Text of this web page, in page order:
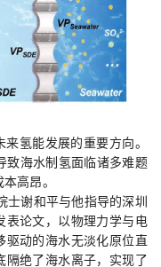
氢能发展的重要方向。
致海水制氢面临诸多难题
高昂。
士谢和平与他指导的深圳
表论文，以物理力学与电
动的海水无淡化原位直
绝了海水离子，实现了